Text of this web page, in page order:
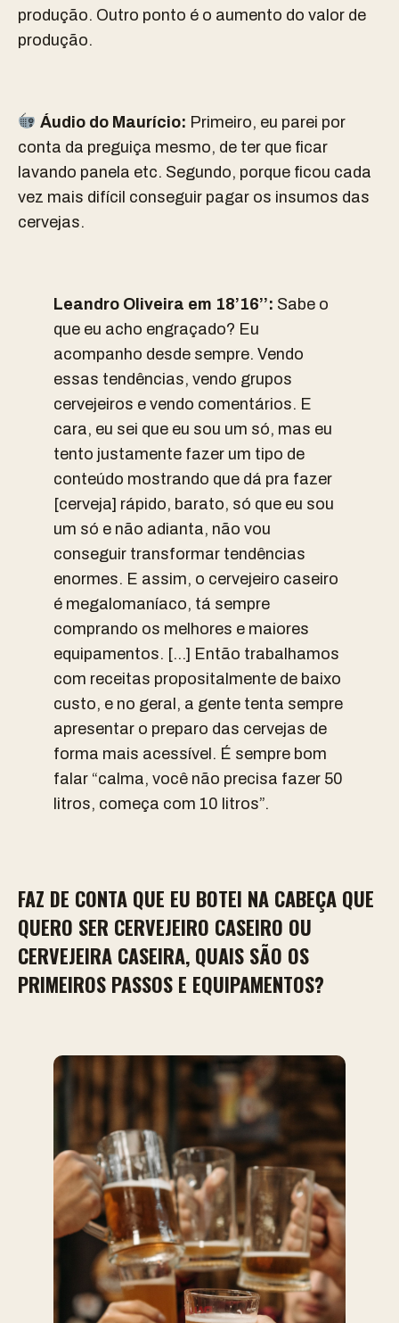
produção. Outro ponto é o aumento do valor de
produção.
Áudio do Maurício: Primeiro, eu parei por
conta da preguiça mesmo, de ter que ficar
lavando panela etc. Segundo, porque ficou cada
vez mais difícil conseguir pagar os insumos das
cervejas.
Leandro Oliveira em 18’16’’: Sabe o
que eu acho engraçado? Eu
acompanho desde sempre. Vendo
essas tendências, vendo grupos
cervejeiros e vendo comentários. E
cara, eu sei que eu sou um só, mas eu
tento justamente fazer um tipo de
conteúdo mostrando que dá pra fazer
[cerveja] rápido, barato, só que eu sou
um só e não adianta, não vou
conseguir transformar tendências
enormes. E assim, o cervejeiro caseiro
é megalomaníaco, tá sempre
comprando os melhores e maiores
equipamentos. […] Então trabalhamos
com receitas propositalmente de baixo
custo, e no geral, a gente tenta sempre
apresentar o preparo das cervejas de
forma mais acessível. É sempre bom
falar “calma, você não precisa fazer 50
litros, começa com 10 litros”.
FAZ DE CONTA QUE EU BOTEI NA CABEÇA QUE
QUERO SER CERVEJEIRO CASEIRO OU
CERVEJEIRA CASEIRA, QUAIS SÃO OS
PRIMEIROS PASSOS E EQUIPAMENTOS?